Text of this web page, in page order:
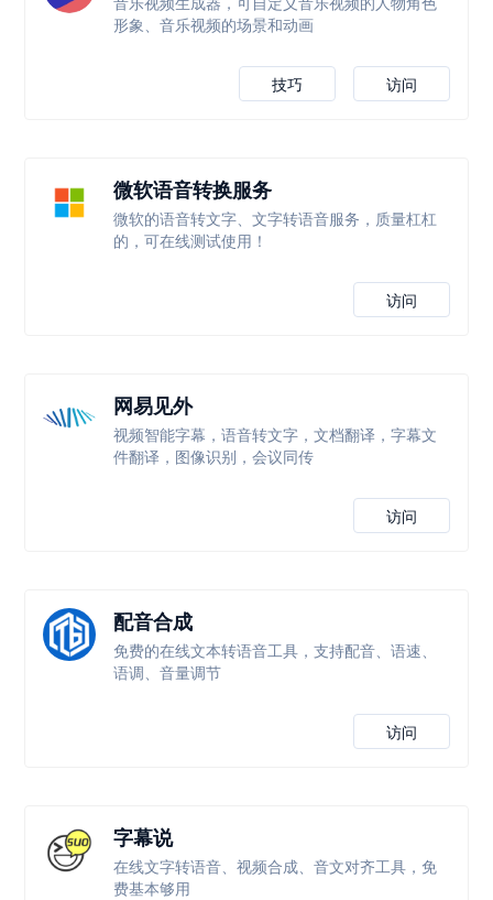
形象、音乐视频的场景和动画
访问
技巧
微软语音转换服务
微软的语音转文字、文字转语音服务，质量杠杠
的，可在线测试使用！
访问
网易见外
视频智能字幕，语音转文字，文档翻译，字幕文
件翻译，图像识别，会议同传
访问
配音合成
免费的在线文本转语音工具，支持配音、语速、
语调、音量调节
访问
字幕说
在线文字转语音、视频合成、音文对齐工具，免
费基本够用